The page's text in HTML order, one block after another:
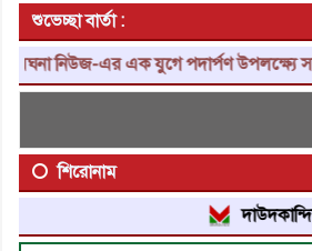
শুভেচ্ছা বার্তা :
নিউজ-এর এক যুগে পদার্পণ উপলক্ষ্যে সকল
শিরোনাম